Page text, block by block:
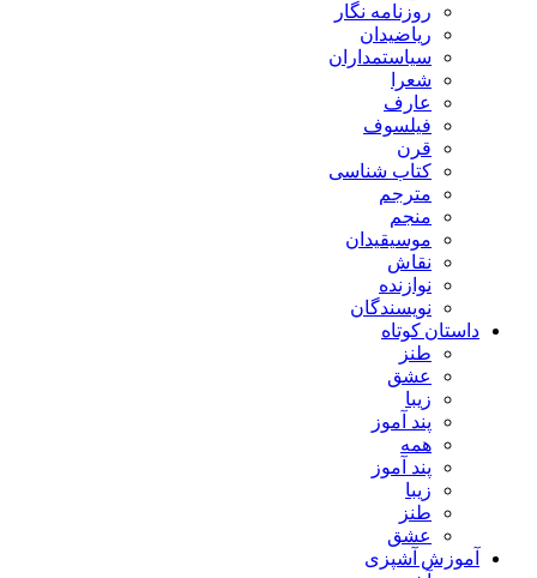
روزنامه نگار
ریاضیدان
سیاستمداران
شعرا
عارف
فیلسوف
قرن
کتاب شناسی
مترجم
منجم
موسیقیدان
نقاش
نوازنده
نویسندگان
داستان کوتاه
طنز
عشق
زیبا
پند آموز
همه
پند آموز
زیبا
طنز
عشق
آموزش آشپزی